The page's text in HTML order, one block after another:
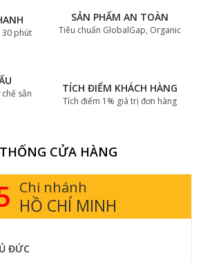
30 phút
SẢN PHẨM AN TOÀN
Tiêu chuẩn GlobalGap, Organic
sẵn TÍCH ĐIỂM KHÁCH HÀNG
Tích điểm 1% giá trị đơn hàng
CỬA HÀNG
Chi nhánh
HỒ CHÍ MINH
ĐỨC